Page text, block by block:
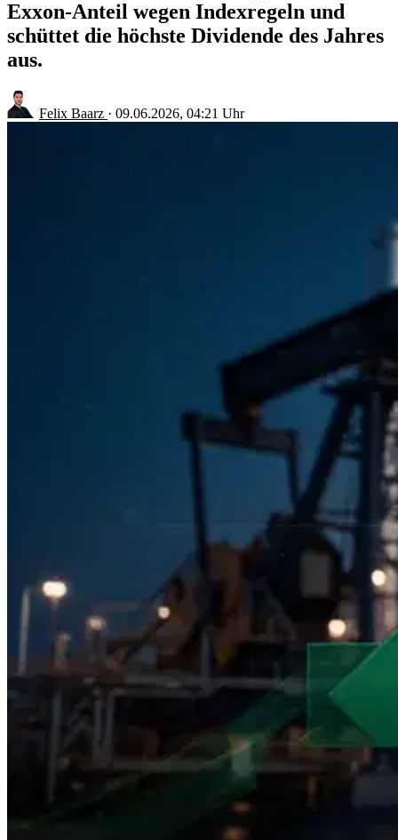
Exxon-Anteil wegen Indexregeln und
schüttet die höchste Dividende des Jahres
aus.
Felix Baarz · 09.06.2026, 04:21 Uhr